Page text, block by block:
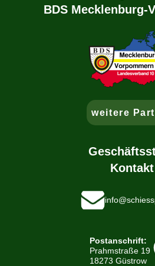
BDS Mecklenburg-
weitere
Kontakt
Postanschrift:
Prahmstraße 19
18273 Güstrow